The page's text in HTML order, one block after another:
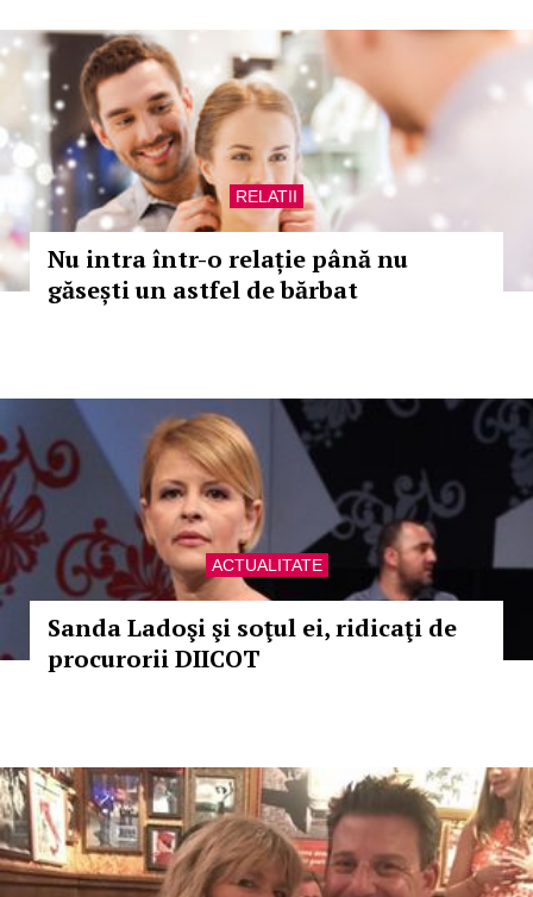
RELATII
Nu intra într-o relație până nu
găsești un astfel de bărbat
ACTUALITATE
Sanda Ladoşi şi soţul ei, ridicaţi de
procurorii DIICOT